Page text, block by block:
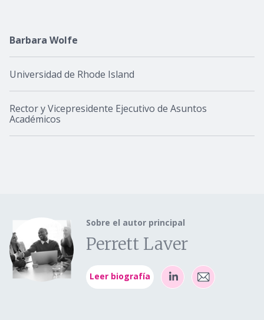
Barbara Wolfe
Universidad de Rhode Island
Rector y Vicepresidente Ejecutivo de Asuntos
Académicos
Sobre el autor principal
Perrett Laver
Leer biografía